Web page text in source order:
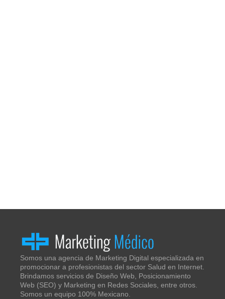
Somos una agencia de Marketing Digital especializada en
promocionar a profesionistas del sector Salud en Internet.
Brindamos servicios de Diseño Web, Posicionamiento
Web (SEO) y Marketing en Redes Sociales, entre otros.
Somos un equipo 100% Mexicano.